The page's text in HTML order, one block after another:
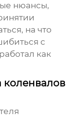
нюансы,
на что
с
как